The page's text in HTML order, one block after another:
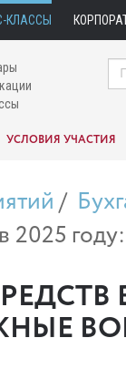
КЛАССЫ
УСЛОВИЯ УЧАСТИЯ
2025